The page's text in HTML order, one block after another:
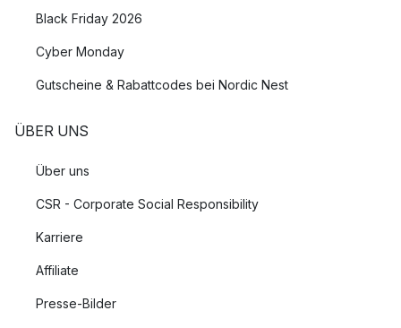
Black Friday 2026
Cyber Monday
Gutscheine & Rabattcodes bei Nordic Nest
ÜBER UNS
Über uns
CSR - Corporate Social Responsibility
Karriere
Affiliate
Presse-Bilder